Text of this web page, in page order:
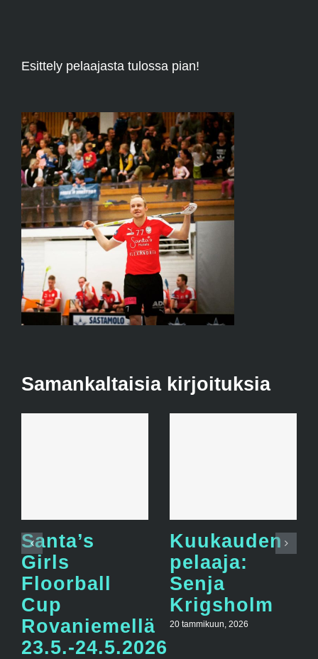
Esittely pelaajasta tulossa pian!
Samankaltaisia kirjoituksia
Santa’s
Girls
Floorball
Cup
Rovaniemellä
23.5.-24.5.2026
Kuukauden
pelaaja:
Senja
Krigsholm
20 tammikuun, 2026